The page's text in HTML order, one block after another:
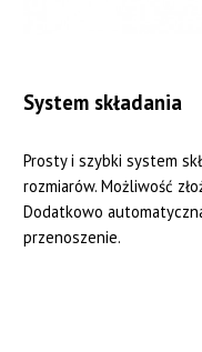
System składania
Prosty i szybki system
rozmiarów. Możliwość
Dodatkowo
przenoszenie.